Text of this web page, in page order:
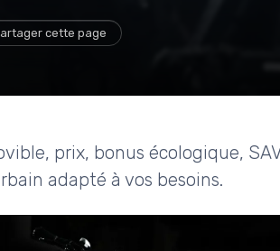
cette page
prix, bonus écologique,
adapté à vos besoins.